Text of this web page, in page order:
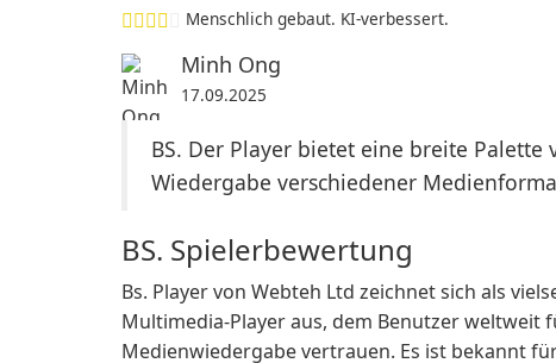
Menschlich gebaut. KI-verbessert.
Minh Ong
17.09.2025
BS. Der Player bietet eine breite
Wiedergabe verschiedener
BS. Spielerbewertung
Bs. Player von Webteh Ltd zeichnet sich als
Multimedia-Player aus, dem Benutzer weltweit
Medienwiedergabe vertrauen. Es ist bekannt